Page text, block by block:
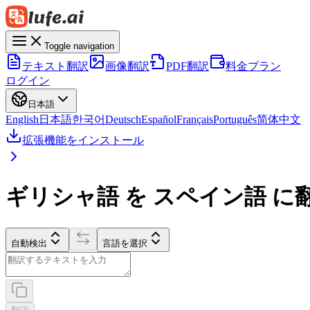
Toggle navigation
テキスト翻訳 画像翻訳 PDF翻訳
料金プラン
ログイン
日本語
English 日本語한국어DeutschEspañolFrançaisPortuguês简体中文
拡張機能をインストール
ギリシャ語 を スペイン語 に
自動検出 言語を選択